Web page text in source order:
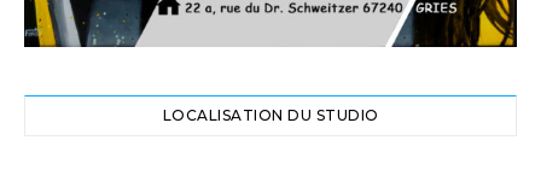
LOCALISATION DU STUDIO